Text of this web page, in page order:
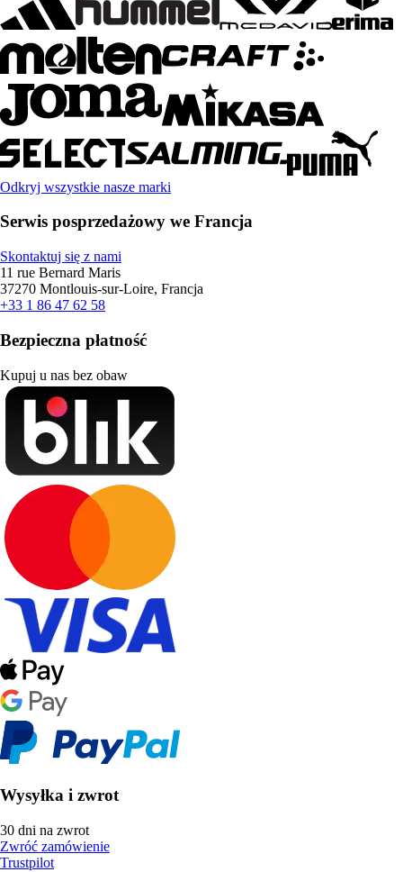
Odkryj wszystkie nasze marki
Serwis posprzedażowy we Francja
Skontaktuj się z nami
11 rue Bernard Maris
37270 Montlouis-sur-Loire, Francja
+33 1 86 47 62 58
Bezpieczna płatność
Kupuj u nas bez obaw
Wysyłka i zwrot
30 dni na zwrot
Zwróć zamówienie
Trustpilot